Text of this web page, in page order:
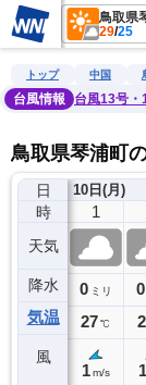
鳥取県
29/25
雨雲レーダー
トップ 中国
台風情報
台風13号・
鳥取県琴浦町
日
時
天気
降水
気温
風
10日(月)
0
0ミリ
27℃
1
0 ミリ
27℃
1 m/s
0
1